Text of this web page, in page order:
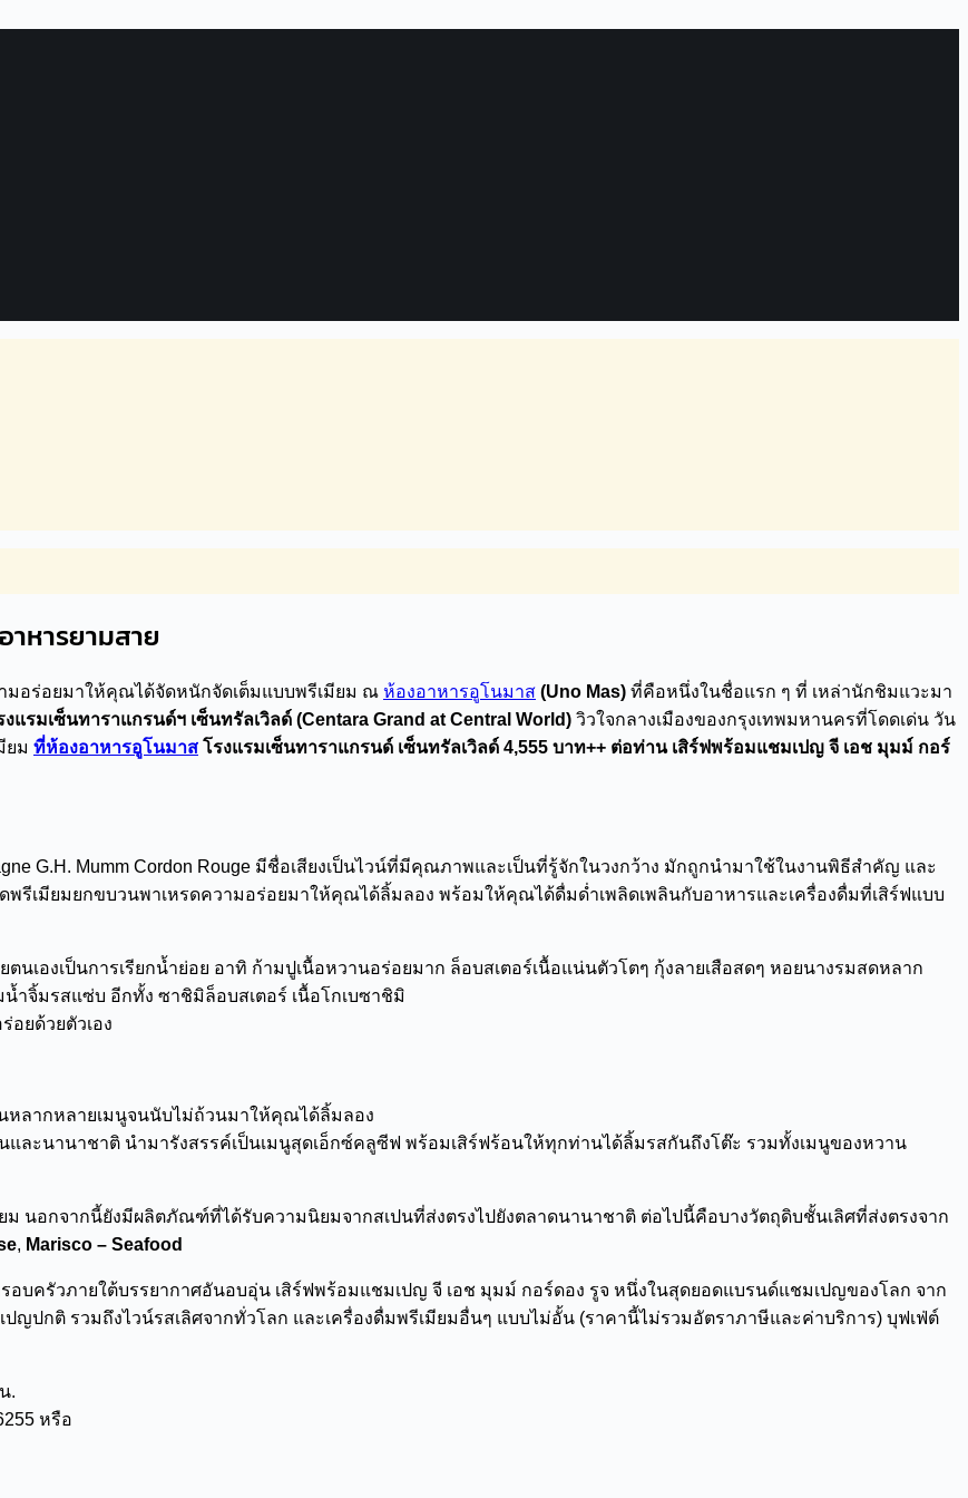
าหารยามสาย
อร่อยมาให้คุณได้จัดหนักจัดเต็มแบบพรีเมียม ณ ห้องอาหารอูโนมาส (Uno Mas) ที่คือหนึ่งในชื่อแรก ๆ ที่ เหล่านักชิมแวะมา
งแรมเซ็นทาราแกรนด์ฯ เซ็นทรัลเวิลด์ (Centara Grand at Central World) วิวใจกลางเมืองของกรุงเทพมหานครที่โดดเด่น วัน
ยม ที่ห้องอาหารอูโนมาส โรงแรมเซ็นทาราแกรนด์ เซ็นทรัลเวิลด์ 4,555 บาท++ ต่อท่าน เสิร์ฟพร้อมแชมเปญ จี เอช มุมม์ กอร์
G.H. Mumm Cordon Rouge มีชื่อเสียงเป็นไวน์ที่มีคุณภาพและเป็นที่รู้จักในวงกว้าง มักถูกนำมาใช้ในงานพิธีสำคัญ และ
รีเมียมยกขบวนพาเหรดความอร่อยมาให้คุณได้ลิ้มลอง พร้อมให้คุณได้ดื่มด่ำเพลิดเพลินกับอาหารและเครื่องดื่มที่เสิร์ฟแบบ
เองเป็นการเรียกน้ำย่อย อาทิ ก้ามปูเนื้อหวานอร่อยมาก ล็อบสเตอร์เนื้อแน่นตัวโตๆ กุ้งลายเสือสดๆ หอยนางรมสดหลาก
จิ้มรสแซ่บ อีกทั้ง ซาชิมิล็อบสเตอร์ เนื้อโกเบซาชิมิ
ยด้วยตัวเอง
หลากหลายเมนูจนนับไม่ถ้วนมาให้คุณได้ลิ้มลอง
และนานาชาติ นำมารังสรรค์เป็นเมนูสุดเอ็กซ์คลูซีฟ พร้อมเสิร์ฟร้อนให้ทุกท่านได้ลิ้มรสกันถึงโต๊ะ รวมทั้งเมนูของหวาน
ม นอกจากนี้ยังมีผลิตภัณฑ์ที่ได้รับความนิยมจากสเปนที่ส่งตรงไปยังตลาดนานาชาติ ต่อไปนี้คือบางวัตถุดิบชั้นเลิศที่ส่งตรงจาก
, Marisco – Seafood
ครัวภายใต้บรรยากาศอันอบอุ่น เสิร์ฟพร้อมแชมเปญ จี เอช มุมม์ กอร์ดอง รูจ หนึ่งในสุดยอดแบรนด์แชมเปญของโลก จาก
ปกติ รวมถึงไวน์รสเลิศจากทั่วโลก และเครื่องดื่มพรีเมียมอื่นๆ แบบไม่อั้น (ราคานี้ไม่รวมอัตราภาษีและค่าบริการ) บุฟเฟ่ต์
.
หรือ